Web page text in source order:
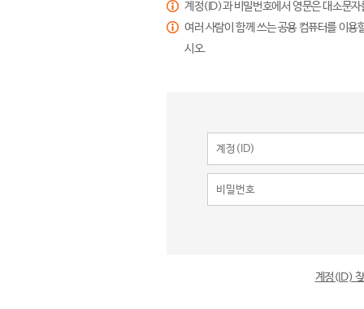
계정(ID)과 비밀번호에서 영문은 대소문
여러 사람이 함께 쓰는 공용 컴퓨터를 이
시오.
계정(ID)